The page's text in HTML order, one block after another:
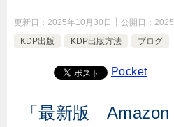
更新日： 2025年10月30日 公開日：
KDP出版
KDP出版方法 ブログ
Pocket
「最新版 Amazon